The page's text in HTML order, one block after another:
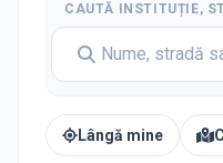
CAUTĂ INSTITUȚIE,
Lângă mine